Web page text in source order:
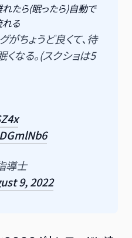
たら(眠ったら)自動で
る
ちょうど良くて、待
なる。(スクショは5
導士
9, 2022